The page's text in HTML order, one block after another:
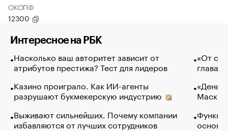
ОКОПФ
12300
Интересное на РБК
Насколько ваш авторитет зависит от
атрибутов престижа? Тест для лидеров
Казино проиграло. Как ИИ-агенты
разрушают букмекерскую индустрию
Выживают сильнейших. Почему компании
избавляются от лучших сотрудников
«От
глава
Маск в
основ